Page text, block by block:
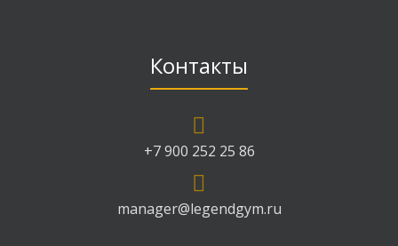
Контакты
+7 900 252 25 86
manager@legendgym.ru